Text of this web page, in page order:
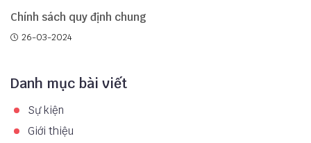
Chính sách quy định chung
26-03-2024
Danh mục bài viết
Sự kiện
Giới thiệu